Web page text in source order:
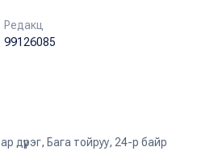
Редакц
99126085
дүүрэг, Бага тойруу, 24-р байр